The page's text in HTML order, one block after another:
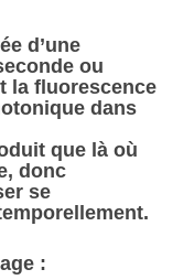
d’une
ou
la fluorescence
dans
que là où
donc
se
.
: